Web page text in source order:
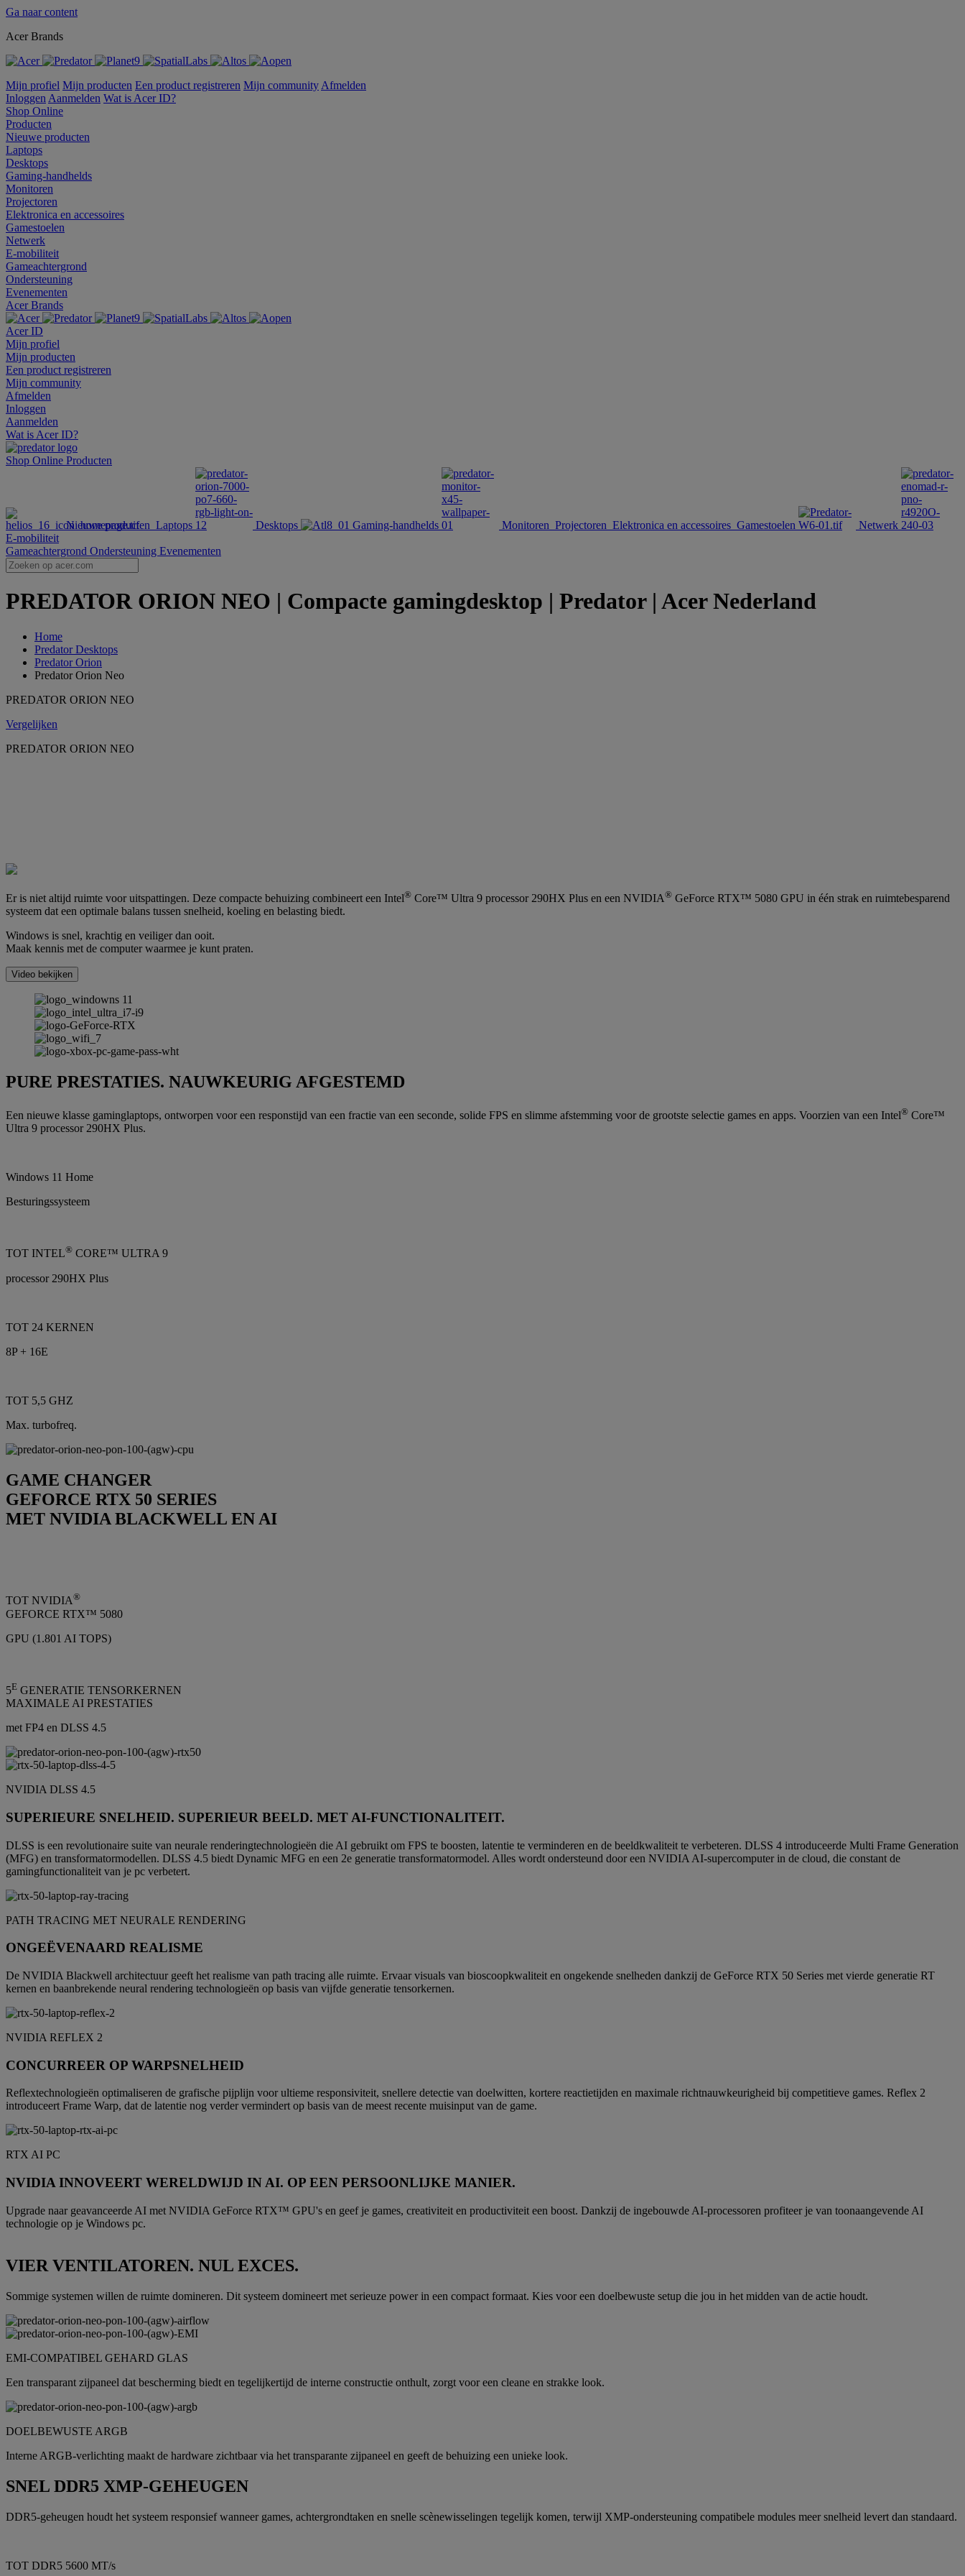
Ga naar content
Acer Brands
Mijn profiel Mijn producten Een product registreren Mijn community Afmelden
Inloggen Aanmelden Wat is Acer ID?
Shop Online
Producten
Nieuwe producten
Laptops
Desktops
Gaming-handhelds
Monitoren
Projectoren
Elektronica en accessoires
Gamestoelen
Netwerk
E-mobiliteit
Gameachtergrond
Ondersteuning
Evenementen
Acer Brands
Acer ID
Mijn profiel
Mijn producten
Een product registreren
Mijn community
Afmelden
Inloggen
Aanmelden
Wat is Acer ID?
Shop Online Producten
Nieuwe producten Laptops Desktops Gaming-handhelds Monitoren Projectoren Elektronica en accessoires Gamestoelen
Netwerk
E-mobiliteit
Gameachtergrond Ondersteuning Evenementen
PREDATOR ORION NEO | Compacte gamingdesktop | Predator | Acer Nederland
Home
Predator Desktops
Predator Orion
Predator Orion Neo
PREDATOR ORION NEO
Vergelijken
PREDATOR ORION NEO
Er is niet altijd ruimte voor uitspattingen. Deze compacte behuizing combineert een Intel® Core™ Ultra 9 processor 290HX Plus en een NVIDIA® GeForce RTX™ 5080 GPU in één strak en ruimtebesparend
systeem dat een optimale balans tussen snelheid, koeling en belasting biedt.
Windows is snel, krachtig en veiliger dan ooit.
Maak kennis met de computer waarmee je kunt praten.
Video bekijken
PURE PRESTATIES. NAUWKEURIG AFGESTEMD
Een nieuwe klasse gaminglaptops, ontworpen voor een responstijd van een fractie van een seconde, solide FPS en slimme afstemming voor de grootste selectie games en apps. Voorzien van een Intel® Core™
Ultra 9 processor 290HX Plus.
Windows 11 Home
Besturingssysteem
TOT INTEL® CORE™ ULTRA 9
processor 290HX Plus
TOT 24 KERNEN
8P + 16E
TOT 5,5 GHZ
Max. turbofreq.
GAME CHANGER
GEFORCE RTX 50 SERIES
MET NVIDIA BLACKWELL EN AI
TOT NVIDIA®
GEFORCE RTX™ 5080
GPU (1.801 AI TOPS)
5E GENERATIE TENSORKERNEN
MAXIMALE AI PRESTATIES
met FP4 en DLSS 4.5
NVIDIA DLSS 4.5
SUPERIEURE SNELHEID. SUPERIEUR BEELD. MET AI-FUNCTIONALITEIT.
DLSS is een revolutionaire suite van neurale renderingtechnologieën die AI gebruikt om FPS te boosten, latentie te verminderen en de beeldkwaliteit te verbeteren. DLSS 4 introduceerde Multi Frame Generation
(MFG) en transformatormodellen. DLSS 4.5 biedt Dynamic MFG en een 2e generatie transformatormodel. Alles wordt ondersteund door een NVIDIA AI-supercomputer in de cloud, die constant de
gamingfunctionaliteit van je pc verbetert.
PATH TRACING MET NEURALE RENDERING
ONGEËVENAARD REALISME
De NVIDIA Blackwell architectuur geeft het realisme van path tracing alle ruimte. Ervaar visuals van bioscoopkwaliteit en ongekende snelheden dankzij de GeForce RTX 50 Series met vierde generatie RT
kernen en baanbrekende neural rendering technologieën op basis van vijfde generatie tensorkernen.
NVIDIA REFLEX 2
CONCURREER OP WARPSNELHEID
Reflextechnologieën optimaliseren de grafische pijplijn voor ultieme responsiviteit, snellere detectie van doelwitten, kortere reactietijden en maximale richtnauwkeurigheid bij competitieve games. Reflex 2
introduceert Frame Warp, dat de latentie nog verder vermindert op basis van de meest recente muisinput van de game.
RTX AI PC
NVIDIA INNOVEERT WERELDWIJD IN AI. OP EEN PERSOONLIJKE MANIER.
Upgrade naar geavanceerde AI met NVIDIA GeForce RTX™ GPU's en geef je games, creativiteit en productiviteit een boost. Dankzij de ingebouwde AI-processoren profiteer je van toonaangevende AI
technologie op je Windows pc.
VIER VENTILATOREN. NUL EXCES.
Sommige systemen willen de ruimte domineren. Dit systeem domineert met serieuze power in een compact formaat. Kies voor een doelbewuste setup die jou in het midden van de actie houdt.
EMI-COMPATIBEL GEHARD GLAS
Een transparant zijpaneel dat bescherming biedt en tegelijkertijd de interne constructie onthult, zorgt voor een cleane en strakke look.
DOELBEWUSTE ARGB
Interne ARGB-verlichting maakt de hardware zichtbaar via het transparante zijpaneel en geeft de behuizing een unieke look.
SNEL DDR5 XMP-GEHEUGEN
DDR5-geheugen houdt het systeem responsief wanneer games, achtergrondtaken en snelle scènewisselingen tegelijk komen, terwijl XMP-ondersteuning compatibele modules meer snelheid levert dan standaard.
TOT DDR5 5600 MT/s